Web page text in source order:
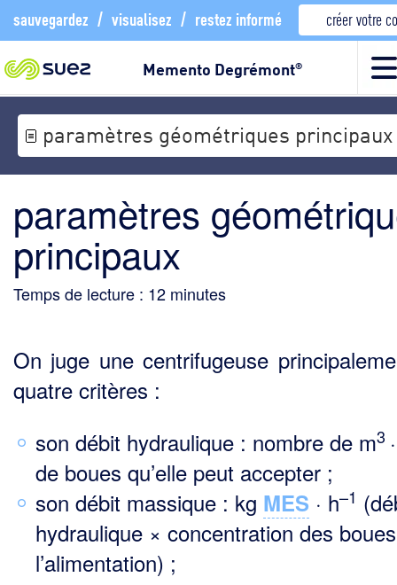
sauvegardez / visualisez / restez informé créer votre
Memento Degrémont®
paramètres géométriques principaux
paramètres
principaux
Temps de lecture : 12 minutes
On juge une centrifugeuse
quatre critères :
son débit hydraulique : nombre de m3
de boues qu’elle peut accepter ;
son débit massique : kg MES · h–1
hydraulique × concentration des
l’alimentation) ;